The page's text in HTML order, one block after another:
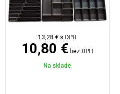
13,28 € s DPH
10,80 € bez DPH
Na sklade